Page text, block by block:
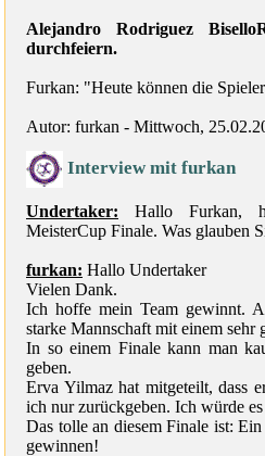
Alejandro Rodriguez
durchfeiern.
Furkan: "Heute können die
Autor: furkan - Mittwoch,
Interview mit furkan
Undertaker: Hallo Furkan,
MeisterCup Finale. Was glauben
furkan: Hallo Undertaker
Vielen Dank.
Ich hoffe mein Team gewinnt.
starke Mannschaft mit einem sehr
In so einem Finale kann man
geben.
Erva Yilmaz hat mitgeteilt, dass
ich nur zurückgeben. Ich würde
Das tolle an diesem Finale ist:
gewinnen!